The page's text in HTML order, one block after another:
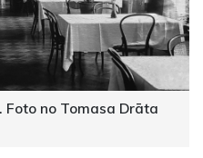
no Tomasa Drāta